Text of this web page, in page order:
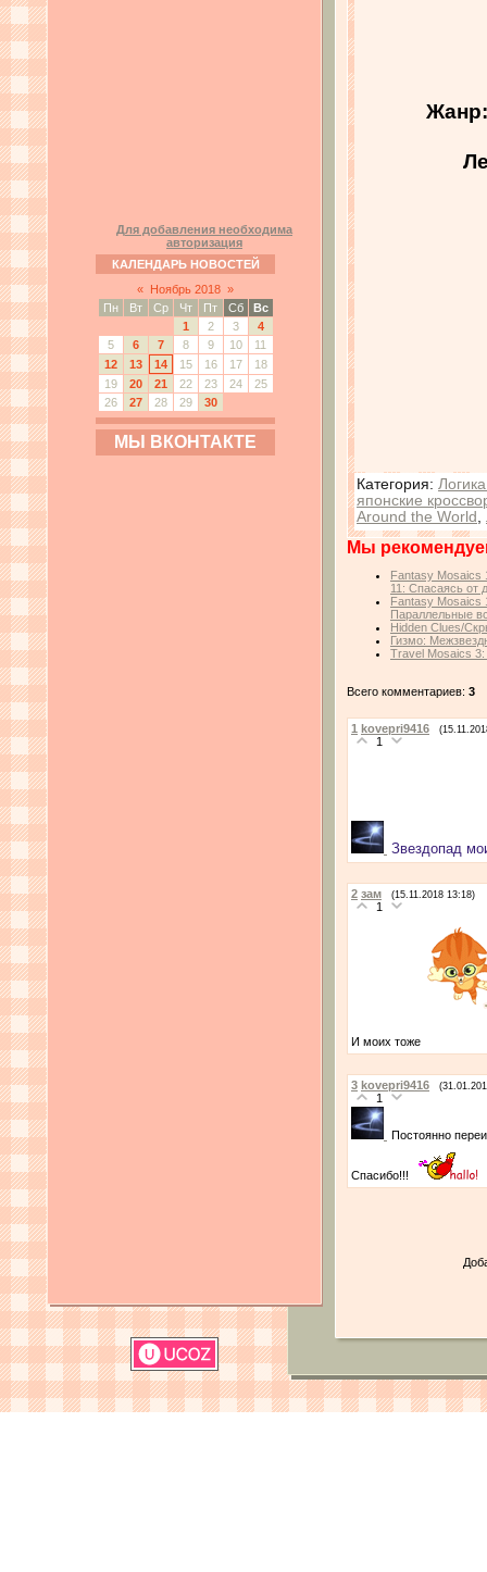
Для добавления необходима
авторизация
КАЛЕНДАРЬ НОВОСТЕЙ
«
Ноябрь 2018 »
Пн
Вт Ср Чт Пт Сб
Вс
1
2 3
4
5
6 7 8 9 10
11
12
13 14 15 16 17
18
19
20 21 22 23 24
25
26
27 28 29 30
МЫ ВКОНТАКТЕ
Жанр:
Категория:
японские
Around the World
Мы
Fantasy Mosaics
11: Спасаясь от
Fantasy Mosaics
Параллельные
Hidden Clues/
Гизмо:
Travel Mosaics 3:
Всего комментариев: 3
1 kovepri9416
1
Звездопад
2 зам (15.11.2018 13:18)
1
И моих тоже
3 kovepri9416
1
Постоянно
Спасибо!!!